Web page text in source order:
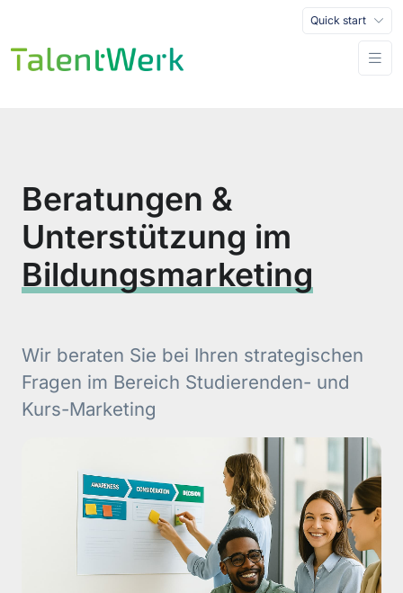
Quick start
Beratungen &
Unterstützung im
Bildungsmarketing
Wir beraten Sie bei Ihren strategischen
Fragen im Bereich Studierenden- und
Kurs-Marketing